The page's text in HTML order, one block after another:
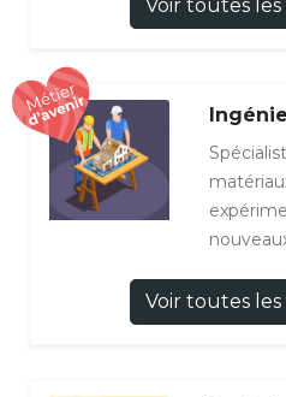
Voir toutes
Voir toutes